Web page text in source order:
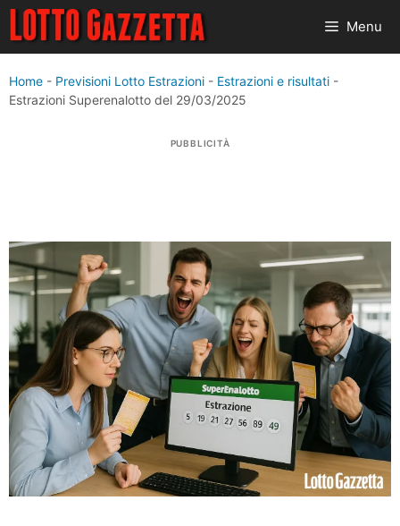
Vai
contenuto
Menu
Home - Previsioni Lotto Estrazioni - Estrazioni e risultati -
Estrazioni Superenalotto del 29/03/2025
PUBBLICITÀ